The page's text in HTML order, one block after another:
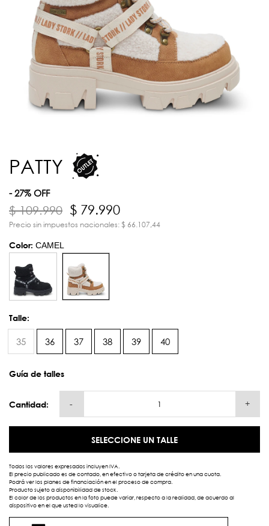
PATTY
- 27% OFF
$ 109.990 $ 79.990
Precio sin impuestos nacionales: $ 66.107,44
Color: CAMEL
Talle:
35 36 37 38 39 40
Guía de talles
Cantidad: - +
SELECCIONE UN TALLE
Todos los valores expresados incluyen IVA.
El precio publicado es de contado, en efectivo o tarjeta de crédito en una cuota.
Podrá ver los planes de financiación en el proceso de compra.
Producto sujeto a disponibilidad de stock.
El color de los productos en la foto puede variar, respecto a la realidad, de acuerdo al
dispositivo en el que usted lo visualice.